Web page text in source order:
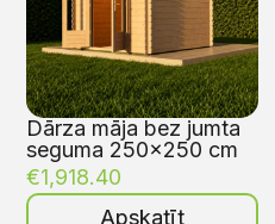
Dārza māja bez jumta
seguma 250×250 cm
€1,918.40
Apskatīt